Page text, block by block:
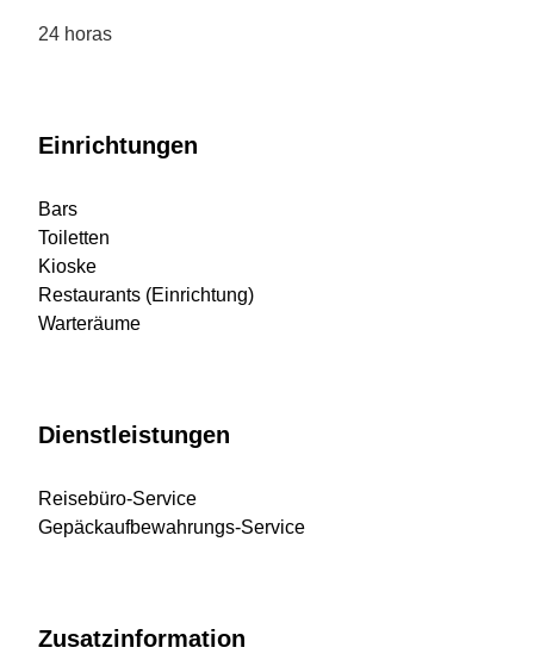
24 horas
Einrichtungen
Bars
Toiletten
Kioske
Restaurants (Einrichtung)
Warteräume
Dienstleistungen
Reisebüro-Service
Gepäckaufbewahrungs-Service
Zusatzinformation